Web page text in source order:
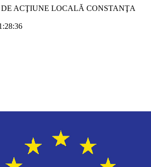
ACŢIUNE LOCALĂ CONSTANŢA